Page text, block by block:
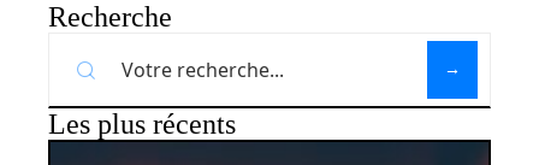
Recherche
Les plus récents